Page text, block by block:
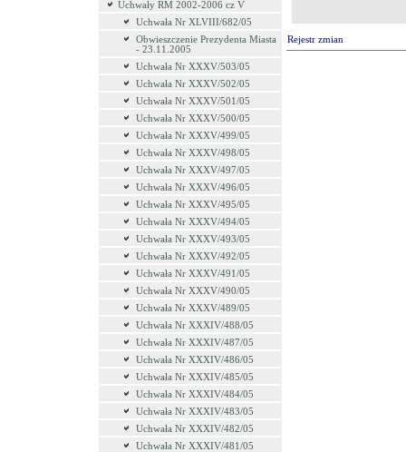
Uchwały RM 2002-2006 cz V
Uchwała Nr XLVIII/682/05
Obwieszczenie Prezydenta Miasta
- 23.11.2005
Uchwała Nr XXXV/503/05
Uchwała Nr XXXV/502/05
Uchwała Nr XXXV/501/05
Uchwała Nr XXXV/500/05
Uchwała Nr XXXV/499/05
Uchwała Nr XXXV/498/05
Uchwała Nr XXXV/497/05
Uchwała Nr XXXV/496/05
Uchwała Nr XXXV/495/05
Uchwała Nr XXXV/494/05
Uchwała Nr XXXV/493/05
Uchwała Nr XXXV/492/05
Uchwała Nr XXXV/491/05
Uchwała Nr XXXV/490/05
Uchwała Nr XXXV/489/05
Uchwała Nr XXXIV/488/05
Uchwała Nr XXXIV/487/05
Uchwała Nr XXXIV/486/05
Uchwała Nr XXXIV/485/05
Uchwała Nr XXXIV/484/05
Uchwała Nr XXXIV/483/05
Uchwała Nr XXXIV/482/05
Uchwała Nr XXXIV/481/05
Rejestr zmian